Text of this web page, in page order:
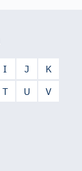
I J
K
T U
V